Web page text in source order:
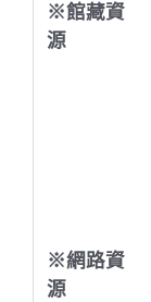
※館藏資
源
※網路資
源